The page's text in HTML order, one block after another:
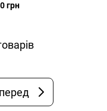
грн